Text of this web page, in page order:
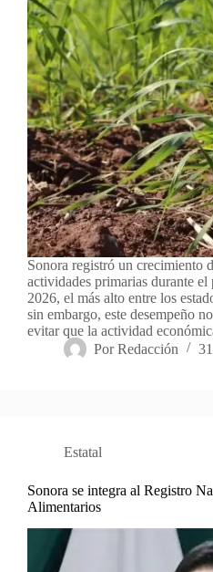
Sonora registró un crecimiento
actividades primarias durante el
2026, el más alto entre los
sin embargo, este desempeño
evitar que la actividad
Por Redacción
Estatal
Sonora se integra al Registro
Alimentarios